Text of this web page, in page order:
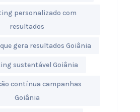
personalizado com
resultados
gera resultados Goiânia
sustentável Goiânia
contínua campanhas
Goiânia